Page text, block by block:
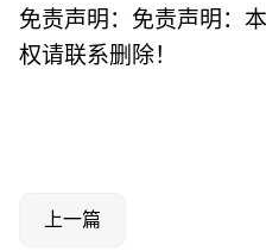
免责声明：免责声明：
权请联系删除！
上一篇